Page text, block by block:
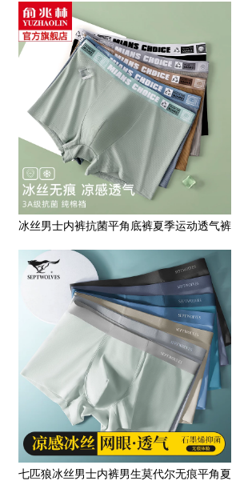
冰丝男士内裤抗菌平角底裤夏季运动透气裤
头2023新款四角裤衩男生
七匹狼冰丝男士内裤男生莫代尔无痕平角夏